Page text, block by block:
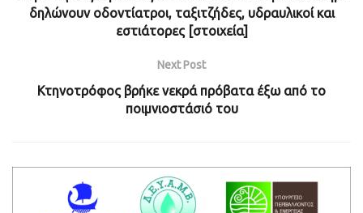
δηλώνουν οδοντίατροι, ταξιτζήδες, υδραυλικοί και
εστιάτορες [στοιχεία]
Next Post
Κτηνοτρόφος βρήκε νεκρά πρόβατα έξω από το
ποιμνιοστάσιό του